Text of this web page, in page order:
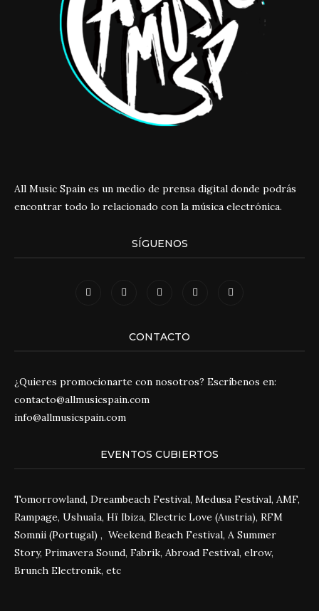
All Music Spain es un medio de prensa digital donde podrás
encontrar todo lo relacionado con la música electrónica.
SÍGUENOS
CONTACTO
¿Quieres promocionarte con nosotros? Escríbenos en:
contacto@allmusicspain.com
info@allmusicspain.com
EVENTOS CUBIERTOS
Tomorrowland, Dreambeach Festival, Medusa Festival, AMF,
Rampage, Ushuaïa, Hï Ibiza, Electric Love (Austria), RFM
Somnii (Portugal) , Weekend Beach Festival, A Summer
Story, Primavera Sound, Fabrik, Abroad Festival, elrow,
Brunch Electronik, etc